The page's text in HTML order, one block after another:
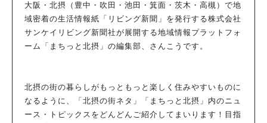
大阪・北摂（豊中・吹田・池田・箕面・茨木・高槻）で地
域密着の生活情報紙「リビング新聞」を発行する株式会社
サンケイリビング新聞社が展開する地域情報プラットフォ
ーム「まちっと北摂」の編集部、さんこうです。
北摂の街の暮らしがもっともっと楽しく住みやすいものに
なるように、「北摂の街ネタ」「まちっと北摂」内のニュ
ース・トピックスをどんどんご紹介してまいります！目指